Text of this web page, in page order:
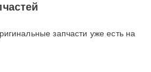
запчасти уже есть на